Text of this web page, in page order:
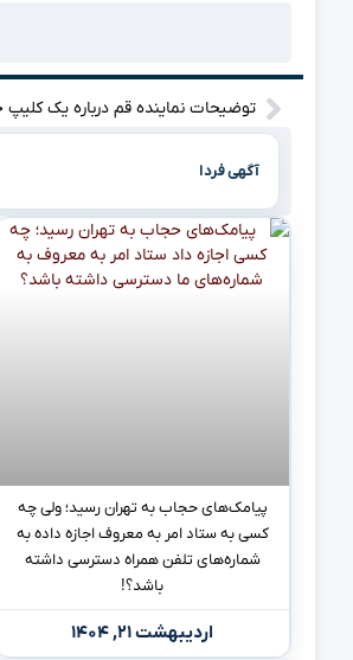
آگهی فردا
پیامک‌های حجاب به تهران رسید؛ ولی چه
کسی به ستاد امر به معروف اجازه داده به
شماره‌های تلفن همراه دسترسی داشته
باشد؟!
اردیبهشت ۲۱, ۱۴۰۴